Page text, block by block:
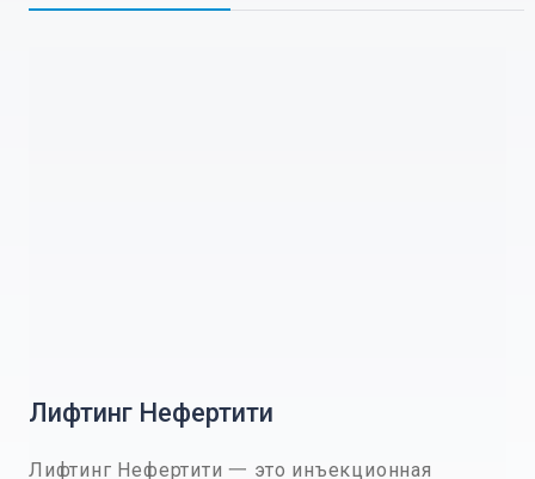
Лифтинг Нефертити
Лифтинг Нефертити 一 это инъекционная